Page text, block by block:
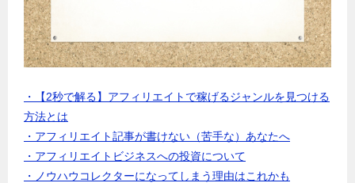
・【2秒で解る】アフィリエイトで稼げるジャンルを見つける
方法とは
・アフィリエイト記事が書けない（苦手な）あなたへ
・アフィリエイトビジネスへの投資について
・ノウハウコレクターになってしまう理由はこれかも